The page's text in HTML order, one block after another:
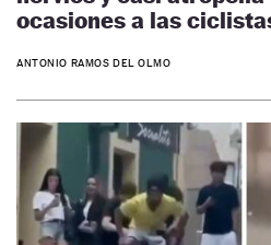
ocasiones a las
ANTONIO RAMOS DEL OLMO